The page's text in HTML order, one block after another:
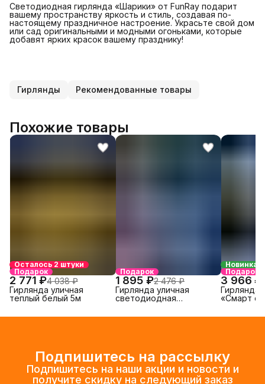
Светодиодная гирлянда «Шарики» от FunRay подарит
вашему пространству яркость и стиль, создавая по-
настоящему праздничное настроение. Украсьте свой дом
или сад оригинальными и модными огоньками, которые
добавят ярких красок вашему празднику!
Гирлянды Рекомендованные товары
Похожие товары
Осталось 2 штуки
Подарок
2 771 ₽4 038 ₽
Гирлянда уличная
теплый белый 5м
Подарок
1 895 ₽2 476 ₽
Гирлянда уличная
светодиодная
Новинка
Подарок
3 966 ₽
Гирлянда
«Смарт
Подпишитесь на рассылку
Подпишитесь на наши акции и новости и
получите скидку на следующий заказ